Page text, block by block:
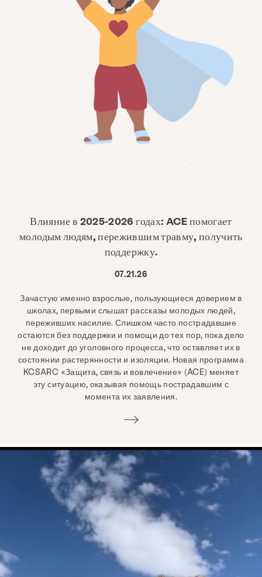
Влияние в 2025-2026 годах: ACE помогает
молодым людям, пережившим травму, получить
поддержку.
07.21.26
Зачастую именно взрослые, пользующиеся доверием в
школах, первыми слышат рассказы молодых людей,
переживших насилие. Слишком часто пострадавшие
остаются без поддержки и помощи до тех пор, пока дело
не доходит до уголовного процесса, что оставляет их в
состоянии растерянности и изоляции. Новая программа
KCSARC «Защита, связь и вовлечение» (ACE) меняет
эту ситуацию, оказывая помощь пострадавшим с
момента их заявления.